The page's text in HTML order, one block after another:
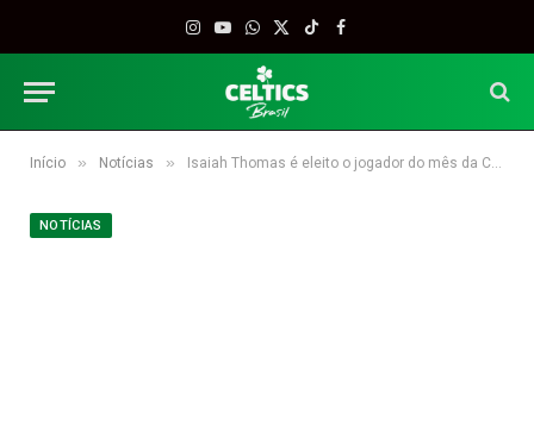
Instagram
YouTube
WhatsApp
X
TikTokFacebook
Início » Notícias » Isaiah Thomas é eleito o jogador do mês da Conferência Leste
NOTÍCIAS